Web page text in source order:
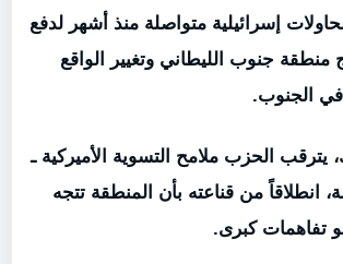
إسرائيلية متواصلة منذ أشهر لدفع
منطقة جنوب الليطاني وتغيير الواقع
في الجنوب.
يترقب الحزب ملامح التسوية الأميركية ـ
انطلاقاً من قناعته بأن المنطقة تتجه
تفاهمات كبرى.